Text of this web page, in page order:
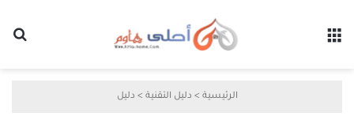
الرئيسية > دليل التقنية > دليل